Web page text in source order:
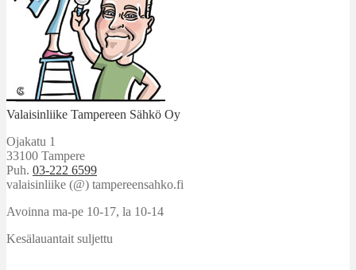
Valaisinliike Tampereen Sähkö Oy
Ojakatu 1
33100 Tampere
Puh. 03-222 6599
valaisinliike (@) tampereensahko.fi
Avoinna ma-pe 10-17, la 10-14
Kesälauantait suljettu